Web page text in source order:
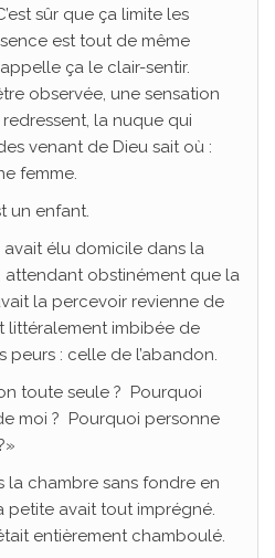
sûr que ça limite les
est tout de même
ça le clair-sentir.
observée, une sensation
la nuque qui
venant de Dieu sait où :
femme.
un enfant.
élu domicile dans la
attendant obstinément que la
la percevoir revienne de
littéralement imbibée de
peurs : celle de l’abandon.
toute seule ? Pourquoi
moi ? Pourquoi personne
la chambre sans fondre en
petite avait tout imprégné.
entièrement chamboulé.